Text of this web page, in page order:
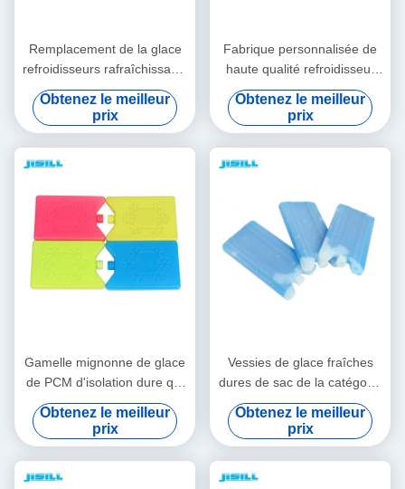
Remplacement de la glace
refroidisseurs rafraîchissants
délicats déjeuner packs de
glace répulsif ensemble pour
conteneur alimentaire
Obtenez le meilleur
prix
Fabrique personnalisée de
haute qualité refroidisseur
de glace plat refroidisseur de
déjeuner en brique Ice Pack
avec flocon de neige
Obtenez le meilleur
prix
Gamelle mignonne de glace
de PCM d'isolation dure qui
respecte l'environnement
pour conserver la nourriture
se refroidir et frais
Obtenez le meilleur
prix
Vessies de glace fraîches
dures de sac de la catégorie
comestible 200g Shell pour
les aliments surgelés,
emballages froids de
gamelle
Obtenez le meilleur
prix